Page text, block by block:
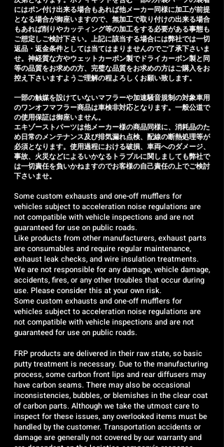
Titanium Exhaust system:
approximately 35-40 days
customers both domestically
and internationally and are
precisely manufactured based
on extensive fitting data.
However, in the unlikely event
that the exhaust system
cannot be installed due to
inability to make minor
adjustments or if there are
defects within three months of
installation, we will respond by
providing a replacement or a
refund (the refund amount will
be case-by-case).
にはポン付け出来る場合もあれば他メーカー同様に加工が前提
となる場合が御座いますので、無加工で取り付けの出来る場合
もあれば削りやカッティング等の加工をする必要がある事態も
ご想定しご検討下さい。上記に該当する場合には弊社では一切
返品・返金条件としては当てはまりませんのでご了承下さいま
せ。神経質な方やウェットカーボン製でドライカーボン製と同
等の品質をお求めの方、完璧な品質をお求めの方はご購入をお
控え下さいますようご理解の程よろしくお願い致します。
一部の触媒を設けていないマフラーや加速騒音規制の対象車用
のワンオフマフラー商品は車検非対応となります。一般公道で
の使用保証は御座いません。
エキゾーストパーツは他メーカー様の商品同様に、消耗品のた
め日常のメンテナンス及び排気漏れ点検、配線の断熱処理等が
必須となります。使用過程における破損、車両へのダメージ、
事故、火災などによるいかなるトラブルに関しましても弊社で
は一切責任を負いかねますのでお客様の自己責任の上でご検討
下さいませ。
Some custom exhausts and one-off mufflers for
vehicles subject to acceleration noise regulations are
not compatible with vehicle inspections and are not
guaranteed for use on public roads.
Like products from other manufacturers, exhaust parts
are consumables and require regular maintenance,
exhaust leak checks, and wire insulation treatments.
We are not responsible for any damage, vehicle damage,
accidents, fires, or any other troubles that occur during
use. Please consider this at your own risk.
Some custom exhausts and one-off mufflers for
vehicles subject to acceleration noise regulations are
not compatible with vehicle inspections and are not
guaranteed for use on public roads.
FRP products are delivered in their raw state, so basic
putty treatment is necessary. Due to the manufacturing
process, some carbon front lips and rear diffusers may
have carbon seams. There may also be occasional
inconsistencies, bubbles, or blemishes in the clear coat
of carbon parts. Although we take the utmost care to
inspect for these issues, any overlooked items must be
handled by the customer. Transportation accidents or
damage are generally not covered by our warranty and